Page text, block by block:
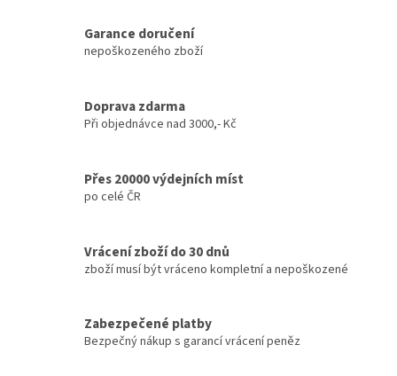
Garance doručení
nepoškozeného zboží
Doprava zdarma
Při objednávce nad 3000,- Kč
Přes 20000 výdejních míst
po celé ČR
Vrácení zboží do 30 dnů
zboží musí být vráceno kompletní a nepoškozené
Zabezpečené platby
Bezpečný nákup s garancí vrácení peněz